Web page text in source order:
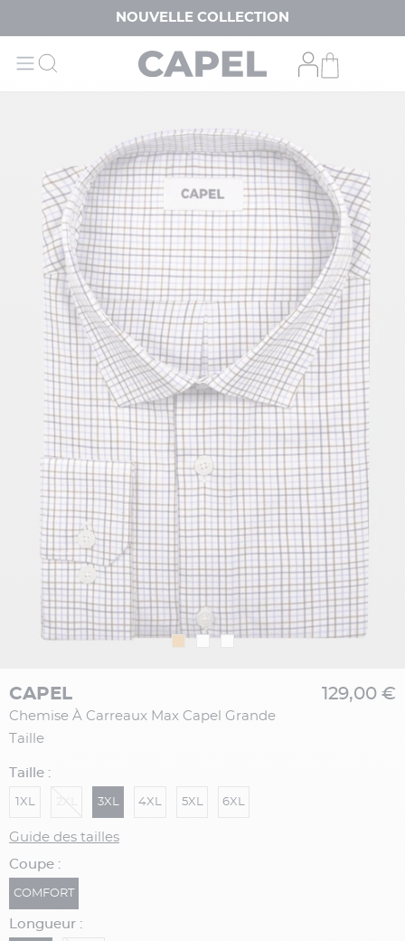
NOUVELLE COLLECTION
CAPEL
Chemise À Carreaux Max Capel Grande
Taille
129,00 €
Taille :
1XL 3XL 4XL 5XL 6XL
Guide des tailles
Coupe :
COMFORT
Longueur :